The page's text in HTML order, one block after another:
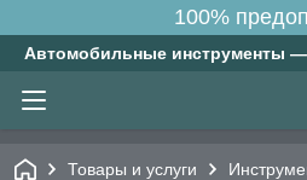
100%
Автомобильные инструменты —
Товары и услуги